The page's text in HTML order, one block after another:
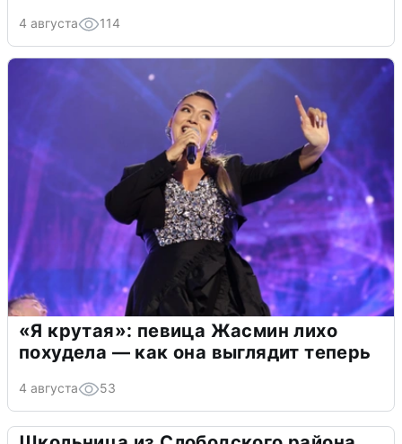
4 августа 114
«Я крутая»: певица Жасмин лихо
похудела — как она выглядит теперь
4 августа 53